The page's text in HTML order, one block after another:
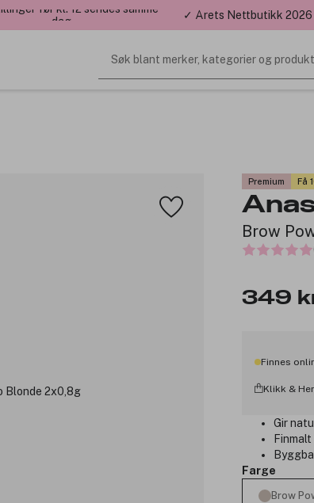
før kl. 12 sendes samme
dag
✓ Årets Nettbutikk 2026
Søk blant merker, kategorier og
Premium Få
Brow
349
Finnes
Klikk &
Gir
Farge
Brow